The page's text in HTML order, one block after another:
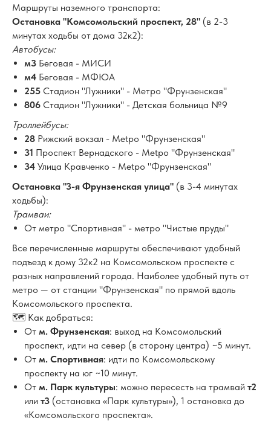
Маршруты наземного транспорта:
Остановка "Комсомольский проспект, 28" (в 2-3
минутах ходьбы от дома 32к2):
Автобусы:
м3 Беговая - МИСИ
м4 Беговая - МФЮА
255 Стадион "Лужники" - Метро "Фрунзенская"
806 Стадион "Лужники" - Детская больница №9
Троллейбусы:
28 Рижский вокзал - Мetро "Фрунзенская"
31 Проспект Вернадского - Мetро "Фрунзенская"
34 Улица Кравченко - Мetро "Фрунзенская"
Остановка "3-я Фрунзенская улица" (в 3-4 минутах
ходьбы):
Трамваи:
От метро "Спортивная" - метро "Чистые пруды"
Все перечисленные маршруты обеспечивают удобный
подъезд к дому 32к2 на Комсомольском проспекте с
разных направлений города. Наиболее удобный путь от
метро — от станции "Фрунзенская" по прямой вдоль
Комсомольского проспекта.
🗺️ Как добраться:
От м. Фрунзенская: выход на Комсомольский
проспект, идти на север (в сторону центра) ~5 минут.
От м. Спортивная: идти по Комсомольскому
проспекту на юг ~10 минут.
От м. Парк культуры: можно пересесть на трамвай т2
или т3 (остановка «Парк культуры»), 1 остановка до
«Комсомольского проспекта».